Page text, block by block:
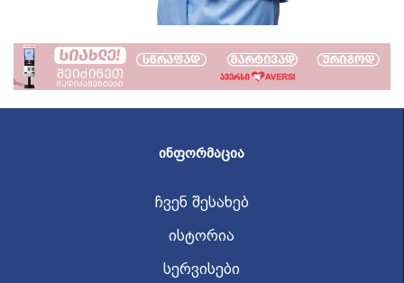
ᲘᲜᲤᲝᲠᲛᲐᲪᲘᲐ
ჩვენ შესახებ
ისტორია
სერვისები